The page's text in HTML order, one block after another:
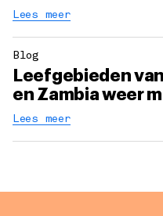
Lees meer
Blog
Leefgebieden
en Zambia weer
Lees meer